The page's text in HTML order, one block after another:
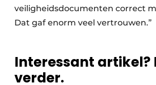
veiligheidsdocumenten correct
Dat gaf enorm veel vertrouwen.”
Interessant artikel?
verder.